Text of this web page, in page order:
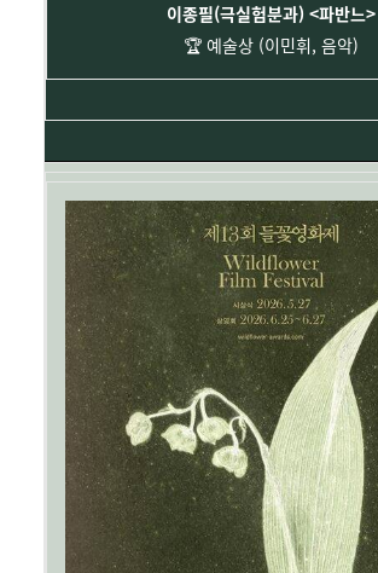
이종필(극실험분과) <파반느>
🏆예술상 (이민휘, 음악)